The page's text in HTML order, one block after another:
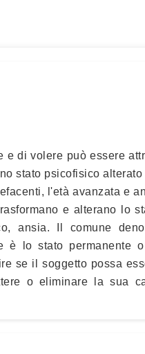
e di volere può essere
stato psicofisico
l'età avanzata e
e alterano lo
ansia. Il comune
è lo stato permanente
se il soggetto possa
o eliminare la sua